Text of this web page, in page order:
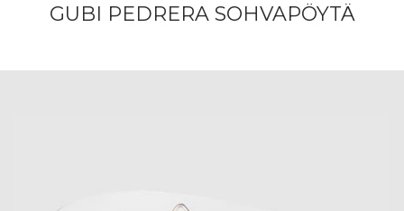
GUBI PEDRERA SOHVAPÖYTÄ